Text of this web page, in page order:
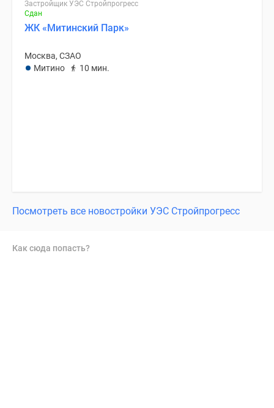
Застройщик УЭС Стройпрогресс
Сдан
ЖК «Митинский Парк»
Москва, СЗАО
Митино
10 мин.
Посмотреть все новостройки УЭС Стройпрогресс
Как сюда попасть?